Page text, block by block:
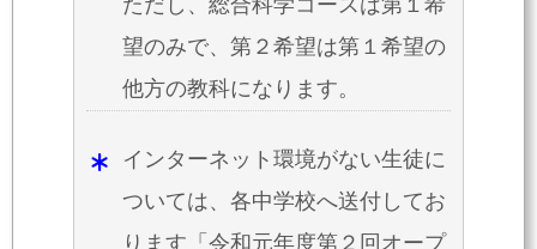
望のみで、第２希望は第１希望の
他方の教科になります。
インターネット環境がない生徒に
ついては、各中学校へ送付してお
ります「令和元年度第２回オープ